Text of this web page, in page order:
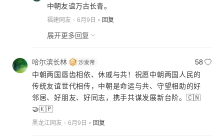
中朝友谊万古长青。
福建网友 6月9日 回复
展开更多回复
哈尔滨长林
58
中朝两国唇齿相依、休戚与共！祝愿中朝两国人民的
传统友谊世代相传，中朝是命运与共、守望相助的好
邻居、好朋友、好同志，携手共谋发展新台阶。🇨🇳
🤝🇰🇵
黑龙江网友 6月9日 回复